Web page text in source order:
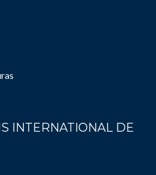
INTERNATIONAL DE